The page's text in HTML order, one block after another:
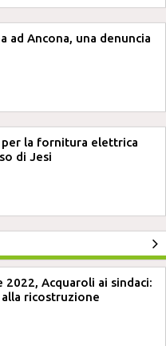
ad Ancona, una denuncia
la fornitura elettrica
di Jesi
2022, Acquaroli ai sindaci:
ricostruzione